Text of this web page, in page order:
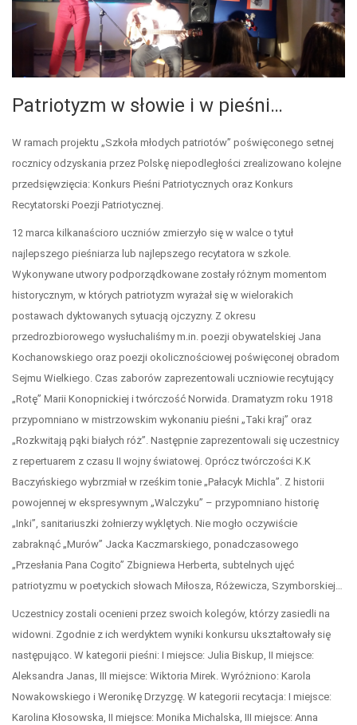
Patriotyzm w słowie i w pieśni…
W ramach projektu „Szkoła młodych patriotów” poświęconego setnej
rocznicy odzyskania przez Polskę niepodległości zrealizowano kolejne
przedsięwzięcia: Konkurs Pieśni Patriotycznych oraz Konkurs
Recytatorski Poezji Patriotycznej.
12 marca kilkanaścioro uczniów zmierzyło się w walce o tytuł
najlepszego pieśniarza lub najlepszego recytatora w szkole.
Wykonywane utwory podporządkowane zostały różnym momentom
historycznym, w których patriotyzm wyrażał się w wielorakich
postawach dyktowanych sytuacją ojczyzny. Z okresu
przedrozbiorowego wysłuchaliśmy m.in. poezji obywatelskiej Jana
Kochanowskiego oraz poezji okolicznościowej poświęconej obradom
Sejmu Wielkiego. Czas zaborów zaprezentowali uczniowie recytujący
„Rotę” Marii Konopnickiej i twórczość Norwida. Dramatyzm roku 1918
przypomniano w mistrzowskim wykonaniu pieśni „Taki kraj” oraz
„Rozkwitają pąki białych róż”. Następnie zaprezentowali się uczestnicy
z repertuarem z czasu II wojny światowej. Oprócz twórczości K.K
Baczyńskiego wybrzmiał w rześkim tonie „Pałacyk Michla”. Z historii
powojennej w ekspresywnym „Walczyku” – przypomniano historię
„Inki”, sanitariuszki żołnierzy wyklętych. Nie mogło oczywiście
zabraknąć „Murów” Jacka Kaczmarskiego, ponadczasowego
„Przesłania Pana Cogito” Zbigniewa Herberta, subtelnych ujęć
patriotyzmu w poetyckich słowach Miłosza, Różewicza, Szymborskiej…
Uczestnicy zostali ocenieni przez swoich kolegów, którzy zasiedli na
widowni. Zgodnie z ich werdyktem wyniki konkursu ukształtowały się
następująco. W kategorii pieśni: I miejsce: Julia Biskup, II miejsce:
Aleksandra Janas, III miejsce: Wiktoria Mirek. Wyróżniono: Karola
Nowakowskiego i Weronikę Drzyzgę. W kategorii recytacja: I miejsce:
Karolina Kłosowska, II miejsce: Monika Michalska, III miejsce: Anna